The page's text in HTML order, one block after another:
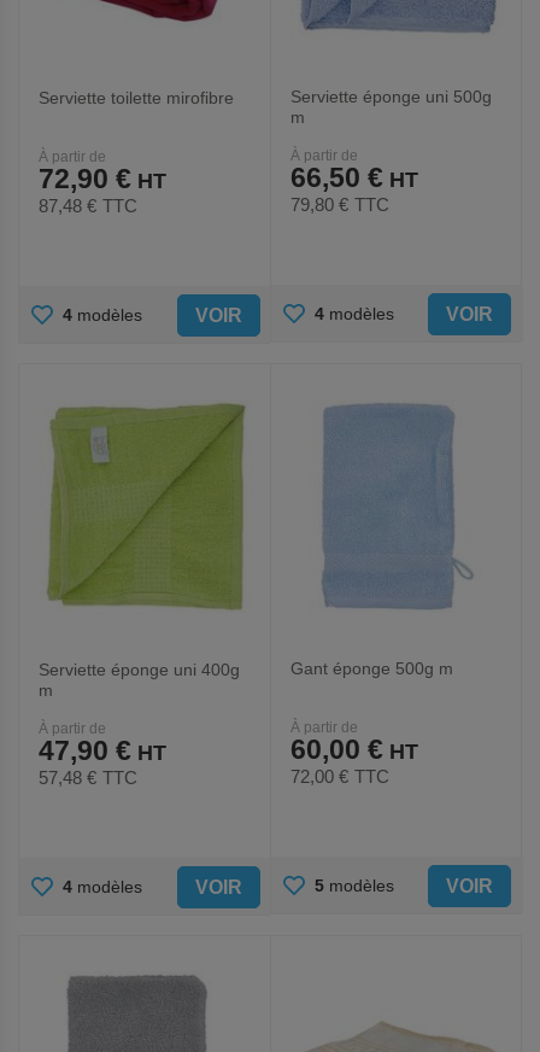
Serviette toilette mirofibre
À partir de
72,90 €
87,48 € TTC
AJOUTER
4 modèles VOIR
Serviette éponge uni 500g
m
À partir de
66,50 €
79,80 € TTC
AJOUTER
4 modèles VOIR
Serviette éponge uni 400g
m
À partir de
47,90 €
57,48 € TTC
AJOUTER
4 modèles VOIR
Gant éponge 500g m
À partir de
60,00 €
72,00 € TTC
AJOUTER
5 modèles VOIR